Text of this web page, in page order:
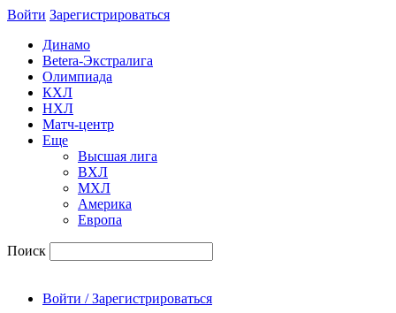
Войти Зарегиcтрироваться
Динамо
Betera-Экстралига
Олимпиада
КХЛ
НХЛ
Матч-центр
Еще
Высшая лига
ВХЛ
МХЛ
Америка
Европа
Поиск
Войти / Зарегистрироваться